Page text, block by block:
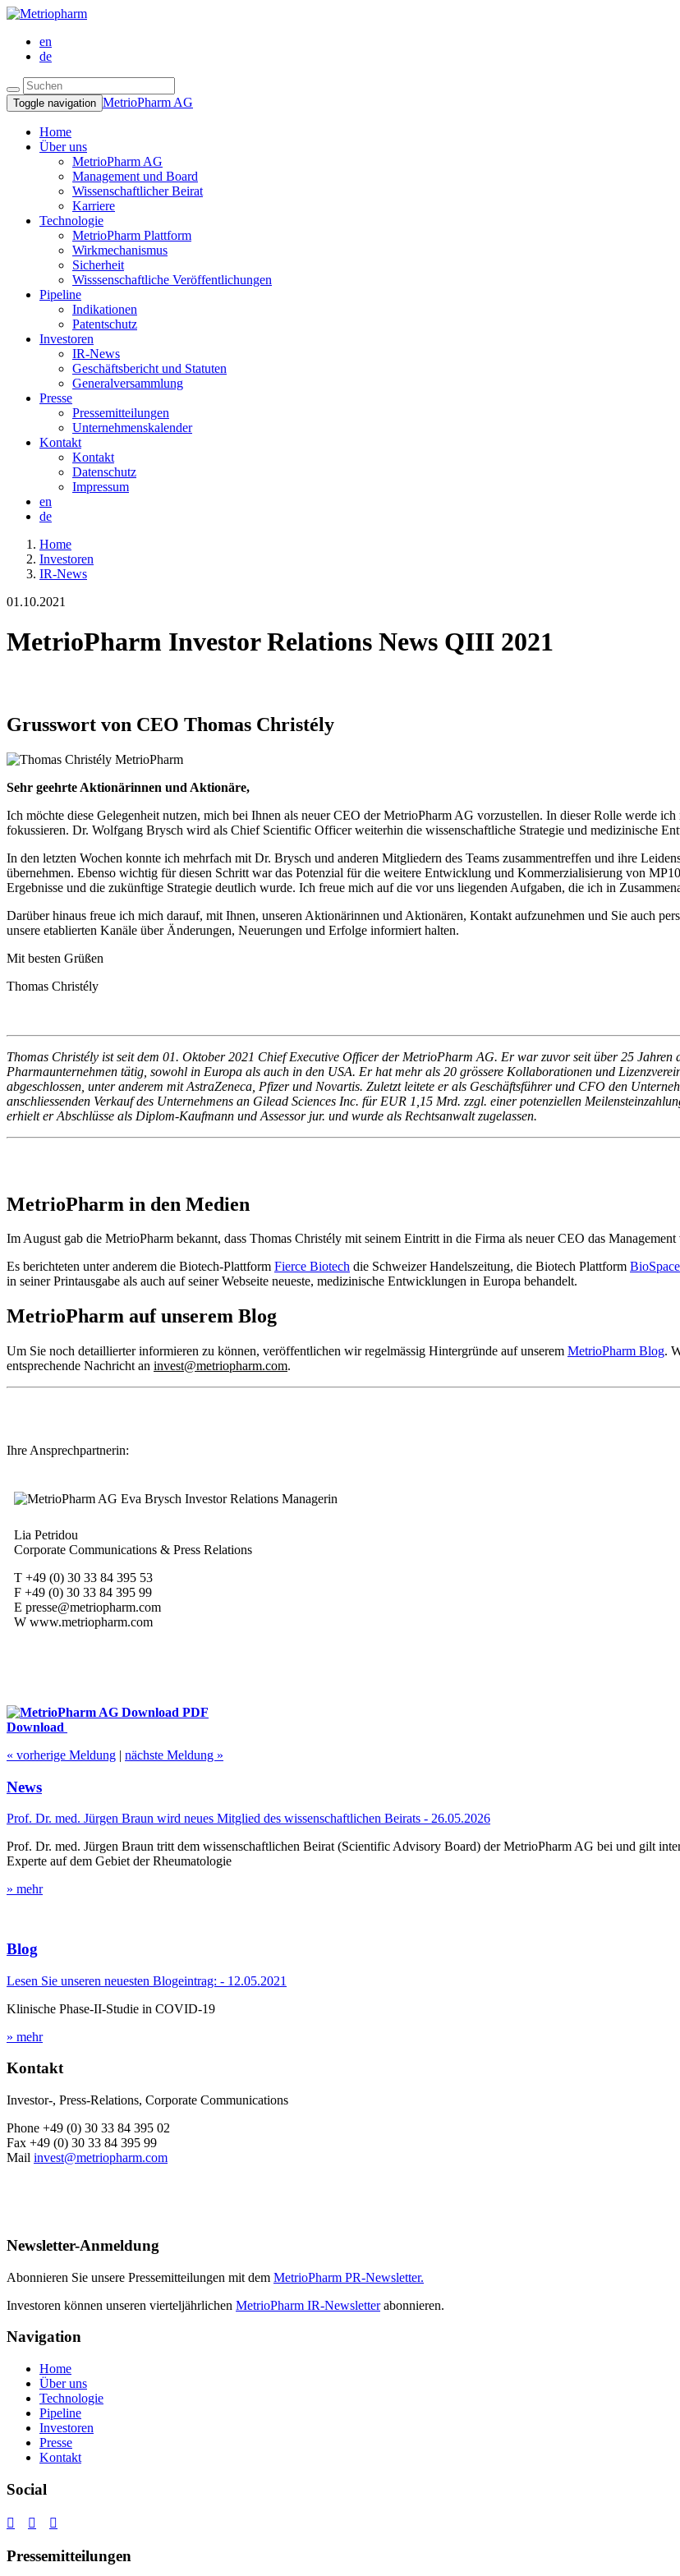
en
de
Toggle navigation MetrioPharm AG
Home
Über uns
MetrioPharm AG
Management und Board
Wissenschaftlicher Beirat
Karriere
Technologie
MetrioPharm Plattform
Wirkmechanismus
Sicherheit
Wisssenschaftliche Veröffentlichungen
Pipeline
Indikationen
Patentschutz
Investoren
IR-News
Geschäftsbericht und Statuten
Generalversammlung
Presse
Pressemitteilungen
Unternehmenskalender
Kontakt
Kontakt
Datenschutz
Impressum
en
de
Home
Investoren
IR-News
01.10.2021
MetrioPharm Investor Relations News QIII 2021
Grusswort von CEO Thomas Christély
Sehr geehrte Aktionärinnen und Aktionäre,
Ich möchte diese Gelegenheit nutzen, mich bei Ihnen als neuer CEO der MetrioPharm AG vorzustellen. In dieser Rolle werde
fokussieren. Dr. Wolfgang Brysch wird als Chief Scientific Officer weiterhin die wissenschaftliche Strategie und medizinische
In den letzten Wochen konnte ich mehrfach mit Dr. Brysch und anderen Mitgliedern des Teams zusammentreffen und ihre
übernehmen. Ebenso wichtig für diesen Schritt war das Potenzial für die weitere Entwicklung und Kommerzialisierung von
Ergebnisse und die zukünftige Strategie deutlich wurde. Ich freue mich auf die vor uns liegenden Aufgaben, die ich in
Darüber hinaus freue ich mich darauf, mit Ihnen, unseren Aktionärinnen und Aktionären, Kontakt aufzunehmen und Sie auch
unsere etablierten Kanäle über Änderungen, Neuerungen und Erfolge informiert halten.
Mit besten Grüßen
Thomas Christély
Thomas Christély ist seit dem 01. Oktober 2021 Chief Executive Officer der MetrioPharm AG. Er war zuvor seit über 25
Pharmaunternehmen tätig, sowohl in Europa als auch in den USA. Er hat mehr als 20 grössere Kollaborationen und
abgeschlossen, unter anderem mit AstraZeneca, Pfizer und Novartis. Zuletzt leitete er als Geschäftsführer und CFO den
anschliessenden Verkauf des Unternehmens an Gilead Sciences Inc. für EUR 1,15 Mrd. zzgl. einer potenziellen
erhielt er Abschlüsse als Diplom-Kaufmann und Assessor jur. und wurde als Rechtsanwalt zugelassen.
MetrioPharm in den Medien
Im August gab die MetrioPharm bekannt, dass Thomas Christély mit seinem Eintritt in die Firma als neuer CEO das
Es berichteten unter anderem die Biotech-Plattform Fierce Biotech die Schweizer Handelszeitung, die Biotech Plattform BioSpace
in seiner Printausgabe als auch auf seiner Webseite neueste, medizinische Entwicklungen in Europa behandelt.
MetrioPharm auf unserem Blog
Um Sie noch detaillierter informieren zu können, veröffentlichen wir regelmässig Hintergründe auf unserem MetrioPharm Blog.
entsprechende Nachricht an invest@metriopharm.com.
Ihre Ansprechpartnerin:
Lia Petridou
Corporate Communications & Press Relations
T +49 (0) 30 33 84 395 53
F +49 (0) 30 33 84 395 99
E presse@metriopharm.com
W www.metriopharm.com
Download
« vorherige Meldung | nächste Meldung »
News
Prof. Dr. med. Jürgen Braun wird neues Mitglied des wissenschaftlichen Beirats - 26.05.2026
Prof. Dr. med. Jürgen Braun tritt dem wissenschaftlichen Beirat (Scientific Advisory Board) der MetrioPharm AG bei und gilt
Experte auf dem Gebiet der Rheumatologie
» mehr
Blog
Lesen Sie unseren neuesten Blogeintrag: - 12.05.2021
Klinische Phase-II-Studie in COVID-19
» mehr
Kontakt
Investor-, Press-Relations, Corporate Communications
Phone +49 (0) 30 33 84 395 02
Fax +49 (0) 30 33 84 395 99
Mail invest@metriopharm.com
Newsletter-Anmeldung
Abonnieren Sie unsere Pressemitteilungen mit dem MetrioPharm PR-Newsletter.
Investoren können unseren vierteljährlichen MetrioPharm IR-Newsletterabonnieren.
Navigation
Home
Über uns
Technologie
Pipeline
Investoren
Presse
Kontakt
Social
  
Pressemitteilungen